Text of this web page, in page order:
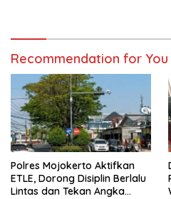
Recommendation for You
Polres Mojokerto Aktifkan
ETLE, Dorong Disiplin Berlalu
Lintas dan Tekan Angka